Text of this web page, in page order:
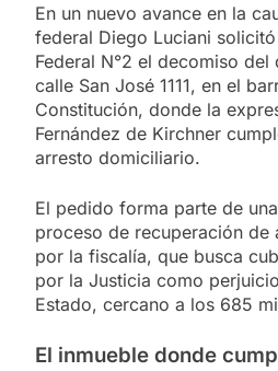
En un nuevo avance en la
federal Diego Luciani
Federal N°2 el decomiso
calle San José 1111, en el
Constitución, donde la
Fernández de Kirchner
arresto domiciliario.
El pedido forma parte de
proceso de recuperación de
por la fiscalía, que busca
por la Justicia como
Estado, cercano a los 685
El inmueble donde